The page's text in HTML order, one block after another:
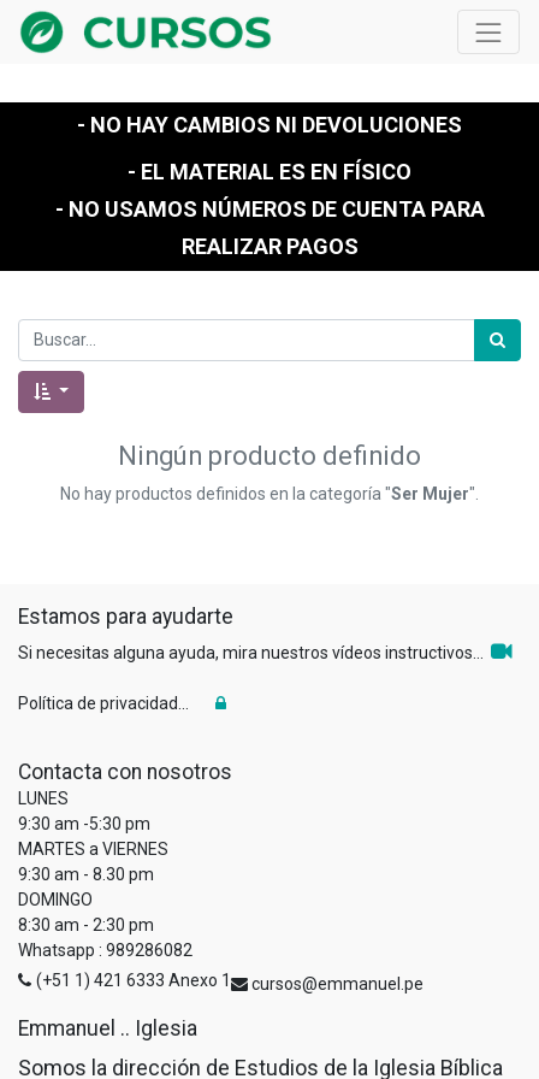
- NO HAY CAMBIOS NI DEVOLUCIONES
- EL MATERIAL ES EN FÍSICO
- NO USAMOS NÚMEROS DE CUENTA PARA
REALIZAR PAGOS
Ningún producto definido
No hay productos definidos en la categoría "Ser Mujer".
Estamos para ayudarte
Si necesitas alguna ayuda, mira nuestros vídeos instructivos...
Política de privacidad...
Contacta con nosotros
LUNES
9:30 am -5:30 pm
MARTES a VIERNES
9:30 am - 8.30 pm
DOMINGO
8:30 am - 2:30 pm
Whatsapp : 989286082
(+51 1) 421 6333 Anexo 1
cursos@emmanuel.pe
Emmanuel .. Iglesia
Somos la dirección de Estudios de la Iglesia Bíblica